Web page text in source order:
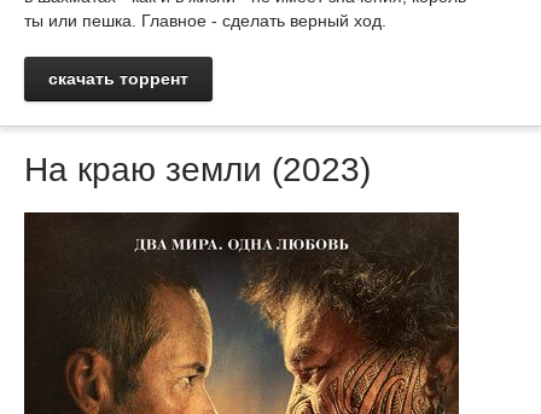
ты или пешка. Главное - сделать верный ход.
скачать торрент
На краю земли (2023)